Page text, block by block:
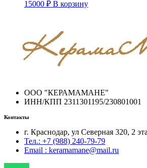
15000 ₽ В корзину
ООО "КЕРАМАМАНЕ"
ИНН/КПП 2311301195/230801001
Контакты
г. Краснодар, ул Северная 320, 2
Тел.: +7 (988) 240-79-79
Email : keramamane@mail.ru